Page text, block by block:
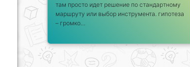
там просто идет решение по стандартному
маршруту или выбор инструмента. гипотеза
– громко…